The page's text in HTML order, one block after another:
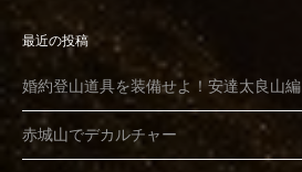
最近の投稿
婚約登山道具を装備せよ！安達太良山編
赤城山でデカルチャー